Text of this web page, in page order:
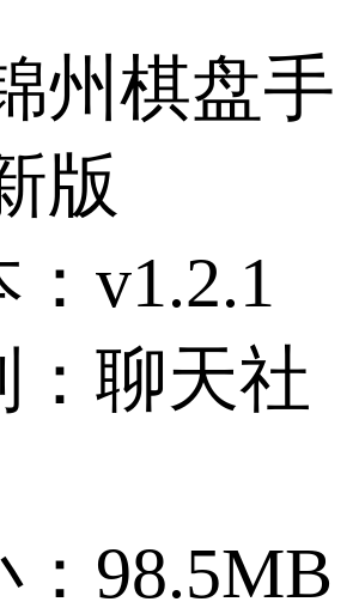
州棋盘手
版
：v1.2.1
：聊天社
：98.5MB